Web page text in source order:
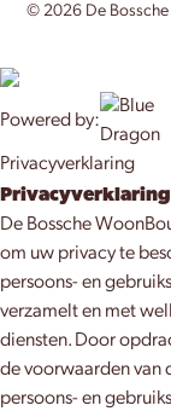
© 2026 De
Powered by:
Privacyverklaring
Privacyverklaring
De Bossche
om uw privacy te
persoons- en
verzamelt en met
diensten. Door
de voorwaarden van
persoons- en